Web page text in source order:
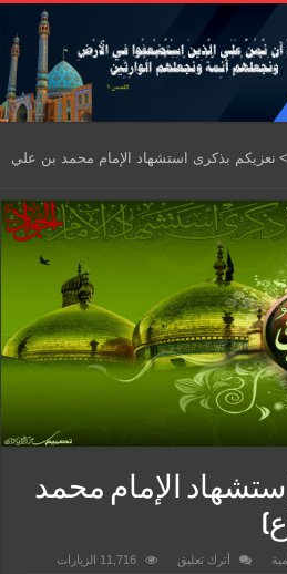
نعزيكم بذكرى استشهاد الإمام محمد بن علي
الإمام محمد
أترك تعليق 11,716 الزيارات